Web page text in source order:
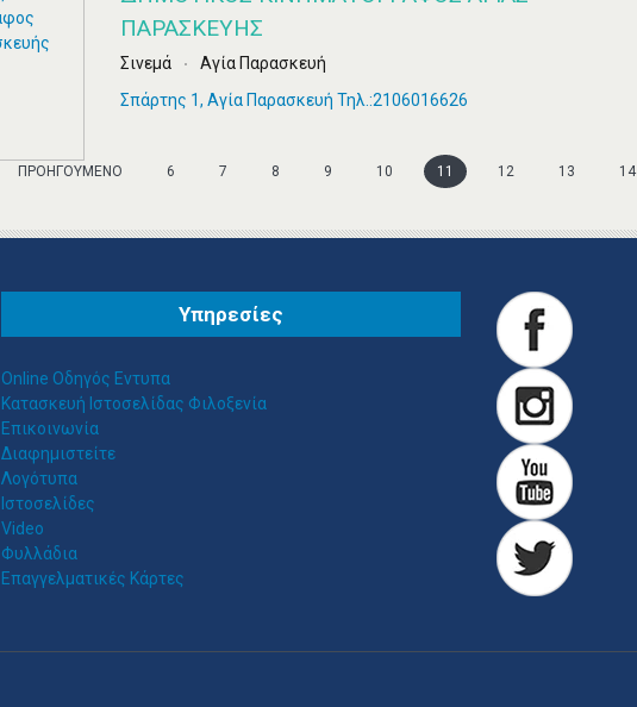
ΠΑΡΑΣΚΕΥΉΣ
Σινεμά
Αγία Παρασκευή
Σπάρτης 1, Αγία Παρασκευή Τηλ.:2106016626
ΠΡΟΗΓΟΎΜΕΝΟ 6 7 8 9 10 11 12 13 14
Υπηρεσίες
Online Οδηγός Εντυπα
Κατασκευή Ιστοσελίδας Φιλοξενία
Επικοινωνία
Διαφημιστείτε
Λογότυπα
Ιστοσελίδες
Video
Φυλλάδια
Επαγγελματικές Κάρτες